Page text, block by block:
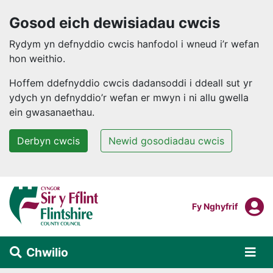
Gosod eich dewisiadau cwcis
Rydym yn defnyddio cwcis hanfodol i wneud i’r wefan
hon weithio.
Hoffem ddefnyddio cwcis dadansoddi i ddeall sut yr
ydych yn defnyddio’r wefan er mwyn i ni allu gwella
ein gwasanaethau.
Derbyn cwcis Newid gosodiadau cwcis
Neidio i'r prif gynnwys
Mewngofnodi I
Fy Nghyfrif
Chwilio